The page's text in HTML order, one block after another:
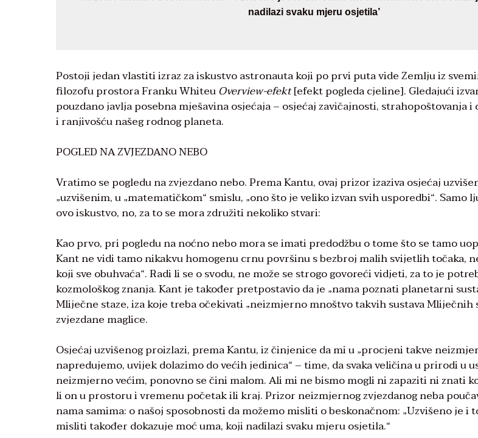
nadilazi svaku mjeru osjetila’
Postoji jedan vlastiti izraz za iskustvo astronauta koji po prvi puta vide Zemlju iz
filozofu prostora Franku WhiteuOverview-efekt[efekt pogleda cjeline]. Gledajući
pouzdano javlja posebna mješavina osjećaja – osjećaj zavičajnosti,
i ranjivošću našeg rodnog planeta.
POGLED NA ZVJEZDANO NEBO
Vratimo se pogledu na zvjezdano nebo. Prema Kantu, ovaj prizor izaziva osjećaj
„uzvišenim, u „matematičkom“ smislu, „ono što je veliko izvan svih usporedbi“. Samo
ovo iskustvo, no, za to se mora združiti nekoliko stvari:
Kao prvo, pri pogledu na noćno nebo mora se imati predodžbu o tome što se tamo
Kant ne vidi tamo nikakvu homogenu crnu površinu s bezbroj malih svijetlih točaka,
koji sve obuhvaća“. Radi li se o svodu, ne može se strogo govoreći vidjeti, za to je
kozmološkog znanja. Kant je također pretpostavio da je „nama poznati planetarni
Mliječne staze, iza koje treba očekivati ​​„neizmjerno mnoštvo takvih sustava Mliječnih
zvjezdane maglice.
Osjećaj uzvišenog proizlazi, prema Kantu, iz činjenice da mi u „procjeni takve
napredujemo, uvijek dolazimo do većih jedinica“ – time, da svaka veličina u prirodi u
neizmjerno većim, ponovno se čini malom. Ali mi ne bismo mogli ni zapaziti ni znati
li on u prostoru i vremenu početak ili kraj. Prizor neizmjernog zvjezdanog neba
nama samima: o našoj sposobnosti da možemo misliti o beskonačnom: „Uzvišeno je i
misliti također dokazuje moć uma, koji nadilazi svaku mjeru osjetila.“